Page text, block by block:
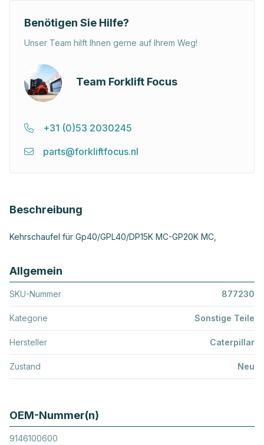
Benötigen Sie Hilfe?
Unser Team hilft Ihnen gerne auf Ihrem Weg!
Team Forklift Focus
+31 (0)53 2030245
parts@forkliftfocus.nl
Beschreibung
Kehrschaufel für Gp40/GPL40/DP15K MC-GP20K MC,
Allgemein
SKU-Nummer 877230
Kategorie Sonstige Teile
Hersteller Caterpillar
Zustand Neu
OEM-Nummer(n)
9146100600